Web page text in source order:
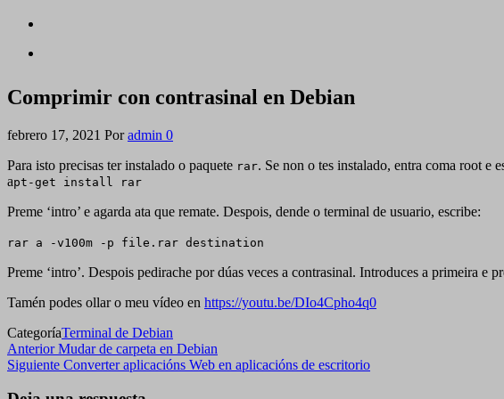
Comprimir con contrasinal en Debian
febrero 17, 2021 Por admin 0
Para isto precisas ter instalado o paquete rar. Se non o tes instalado, entra coma root e
apt-get install rar
Preme ‘intro’ e agarda ata que remate. Despois, dende o terminal de usuario, escribe:
rar a -v100m -p file.rar destination
Preme ‘intro’. Despois pedirache por dúas veces a contrasinal. Introduces a primeira e
Tamén podes ollar o meu vídeo en https://youtu.be/DIo4Cpho4q0
CategoríaTerminal de Debian
Navegación
de
Entrada
anterior
Anterior Mudar de carpeta en Debian
Siguiente
Siguiente Converter aplicacións Web en aplicacións de escritorio